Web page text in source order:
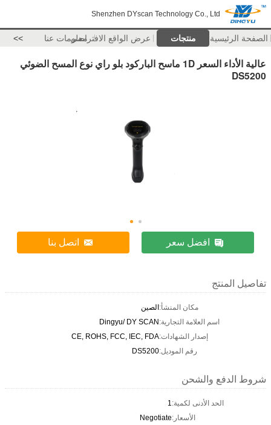
Shenzhen DYscan Technology Co., Ltd
الصفحة الرئيسية منتجات عرض الواقع الافتراضيمعلومات عنا >>
عالية الأداء السعر 1D ماسح الباركود بلو راي نوع المسح الضوئي
DS5200
افضل سعر اتصل بنا
تفاصيل المنتج
مكان المنشأ:الصين
اسم العلامة التجارية:Dingyu/ DY SCAN
إصدار الشهادات:CE, ROHS, FCC, IEC, FDA
رقم الموديل:DS5200
شروط الدفع والشحن
الحد الأدنى لكمية:1
الأسعار:Negotiate